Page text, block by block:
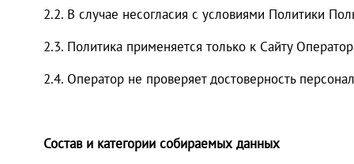
2.2. В случае несогласия с условиями Политики
2.3. Политика применяется только к Сайту
2.4. Оператор не проверяет достоверность
Состав и категории собираемых данных